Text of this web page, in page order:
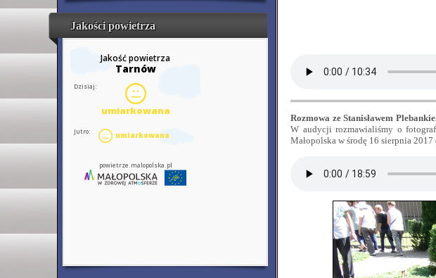
Jakości powietrza
Rozmowa ze Stanisławem
W audycji rozmawialiśmy o
Małopolska w środę 16 sierpnia